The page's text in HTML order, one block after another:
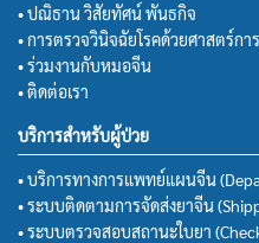
• ปณิธาน วิสัยทัศน์ พันธกิจ
• การตรวจวินิจฉัยโรคด้วยศาสตร์ก
• ร่วมงานกับหมอจีน
• ติดต่อเรา
บริการสำหรับผู้ป่วย
• บริการทางการแพทย์แผนจีน
• ระบบติดตามการจัดส่งยาจีน
• ระบบตรวจสอบสถานะใบยา